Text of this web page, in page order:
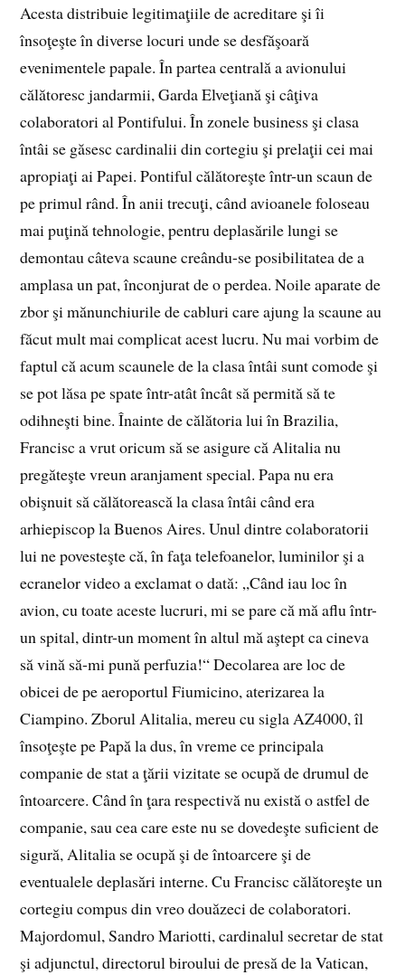
Acesta distribuie legitimaţiile de acreditare şi îi
însoţeşte în diverse locuri unde se desfăşoară
evenimentele papale. În partea centrală a avionului
călătoresc jandarmii, Garda Elveţiană şi câţiva
colaboratori al Pontifului. În zonele business şi clasa
întâi se găsesc cardinalii din cortegiu şi prelaţii cei mai
apropiaţi ai Papei. Pontiful călătoreşte într-un scaun de
pe primul rând. În anii trecuţi, când avioanele foloseau
mai puţină tehnologie, pentru deplasările lungi se
demontau câteva scaune creându-se posibilitatea de a
amplasa un pat, înconjurat de o perdea. Noile aparate de
zbor şi mănunchiurile de cabluri care ajung la scaune au
făcut mult mai complicat acest lucru. Nu mai vorbim de
faptul că acum scaunele de la clasa întâi sunt comode şi
se pot lăsa pe spate într-atât încât să permită să te
odihneşti bine. Înainte de călătoria lui în Brazilia,
Francisc a vrut oricum să se asigure că Alitalia nu
pregăteşte vreun aranjament special. Papa nu era
obişnuit să călătorească la clasa întâi când era
arhiepiscop la Buenos Aires. Unul dintre colaboratorii
lui ne povesteşte că, în faţa telefoanelor, luminilor şi a
ecranelor video a exclamat o dată: „Când iau loc în
avion, cu toate aceste lucruri, mi se pare că mă aflu într-
un spital, dintr-un moment în altul mă aştept ca cineva
să vină să-mi pună perfuzia!“ Decolarea are loc de
obicei de pe aeroportul Fiumicino, aterizarea la
Ciampino. Zborul Alitalia, mereu cu sigla AZ4000, îl
însoţeşte pe Papă la dus, în vreme ce principala
companie de stat a ţării vizitate se ocupă de drumul de
întoarcere. Când în ţara respectivă nu există o astfel de
companie, sau cea care este nu se dovedeşte suficient de
sigură, Alitalia se ocupă şi de întoarcere şi de
eventualele deplasări interne. Cu Francisc călătoreşte un
cortegiu compus din vreo douăzeci de colaboratori.
Majordomul, Sandro Mariotti, cardinalul secretar de stat
şi adjunctul, directorul biroului de presă de la Vatican,